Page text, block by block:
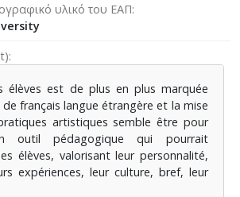
υλικό του ΕΑΠ
élèves est de plus en plus marquée
de français langue étrangère et la mise
artistiques semble être pour
outil pédagogique qui pourrait
élèves, valorisant leur personnalité,
expériences, leur culture, bref, leur